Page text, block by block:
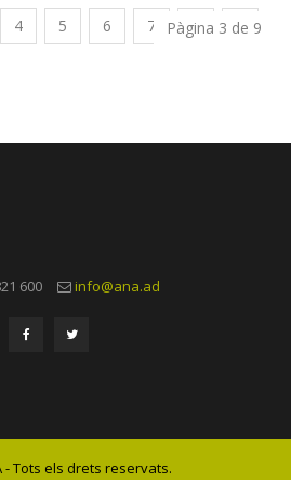
4 5 6 7 8 9
Pàgina 3 de 9
600 info@ana.ad
- Tots els drets reservats.